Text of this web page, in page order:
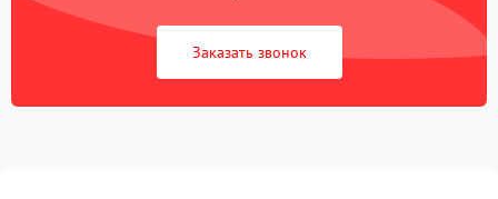
Заказать звонок